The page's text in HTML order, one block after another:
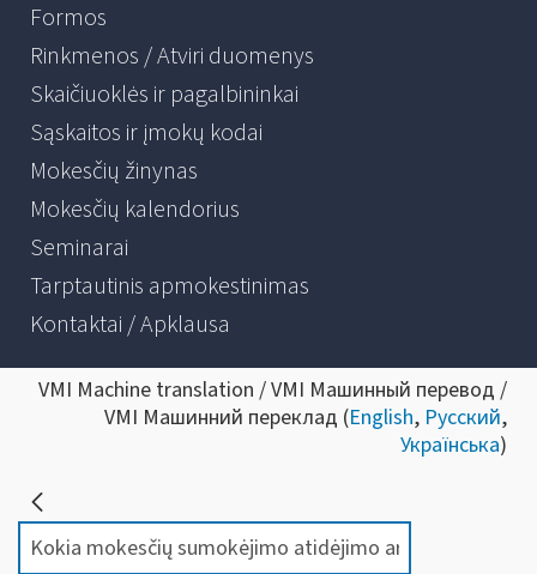
Formos
Rinkmenos / Atviri duomenys
Skaičiuoklės ir pagalbininkai
Sąskaitos ir įmokų kodai
Mokesčių žinynas
Mokesčių kalendorius
Seminarai
Tarptautinis apmokestinimas
Kontaktai / Apklausa
VMI Machine translation / VMI Машинный перевод /
VMI Машинний переклад (English, Русский,
Українська)